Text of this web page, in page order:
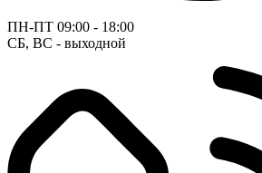
ПН-ПТ 09:00 - 18:00
СБ, ВС - выходной